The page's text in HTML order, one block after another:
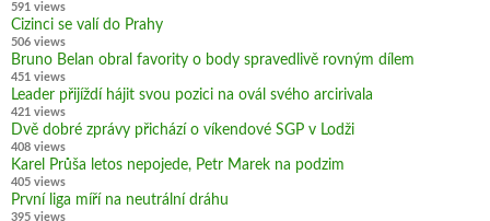
591 views
Cizinci se valí do Prahy
506 views
Bruno Belan obral favority o body spravedlivě rovným dílem
451 views
Leader přijíždí hájit svou pozici na ovál svého arcirivala
421 views
Dvě dobré zprávy přichází o víkendové SGP v Lodži
408 views
Karel Průša letos nepojede, Petr Marek na podzim
405 views
První liga míří na neutrální dráhu
395 views